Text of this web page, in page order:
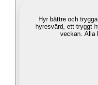
Hyr bättre och
hyresvärd, ett tryggt
veckan. Alla